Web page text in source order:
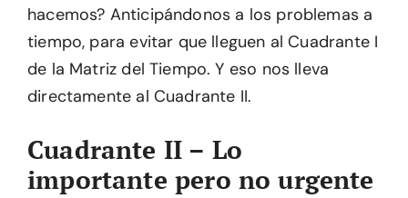
hacemos? Anticipándonos a los problemas a
tiempo, para evitar que lleguen al Cuadrante I
de la Matriz del Tiempo. Y eso nos lleva
directamente al Cuadrante II.
Cuadrante II – Lo
importante pero no urgente